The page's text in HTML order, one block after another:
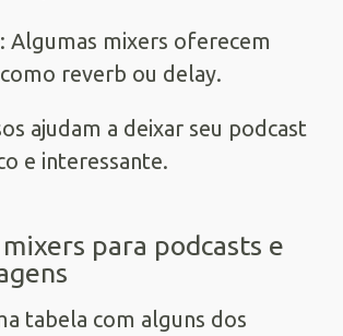
: Algumas mixers oferecem
reverb ou delay.
ajudam a deixar seu podcast
e interessante.
para podcasts e
tabela com alguns dos